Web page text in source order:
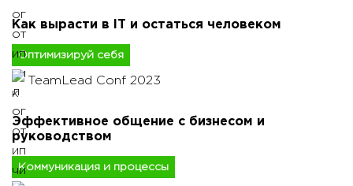
Как вырасти в IT и остаться человеком
Оптимизируй себя
TeamLead Conf 2023
Эффективное общение с бизнесом и
руководством
Коммуникация и процессы